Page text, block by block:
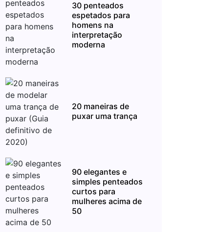
30 penteados
espetados para
homens na
interpretação
moderna
20 maneiras de
puxar uma trança
90 elegantes e
simples penteados
curtos para
mulheres acima de
50